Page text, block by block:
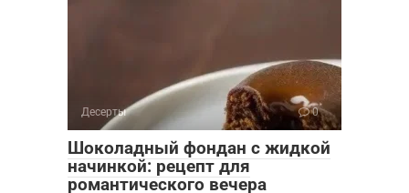
Десерты 0
Шоколадный фондан с жидкой
начинкой: рецепт для
романтического вечера